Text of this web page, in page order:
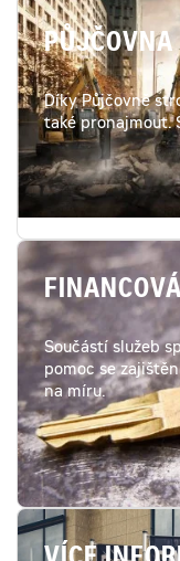
PŮJČOVNA
Díky Půjčovně
také pronajmout.
Součástí služeb
pomoc se
na míru.